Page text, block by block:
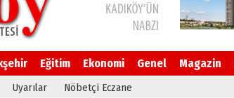
Eğitim Ekonomi Genel Magazin
Uyarılar Nöbetçi Eczane